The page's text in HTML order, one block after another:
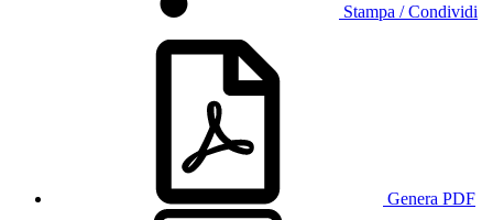
Stampa / Condividi
Genera PDF